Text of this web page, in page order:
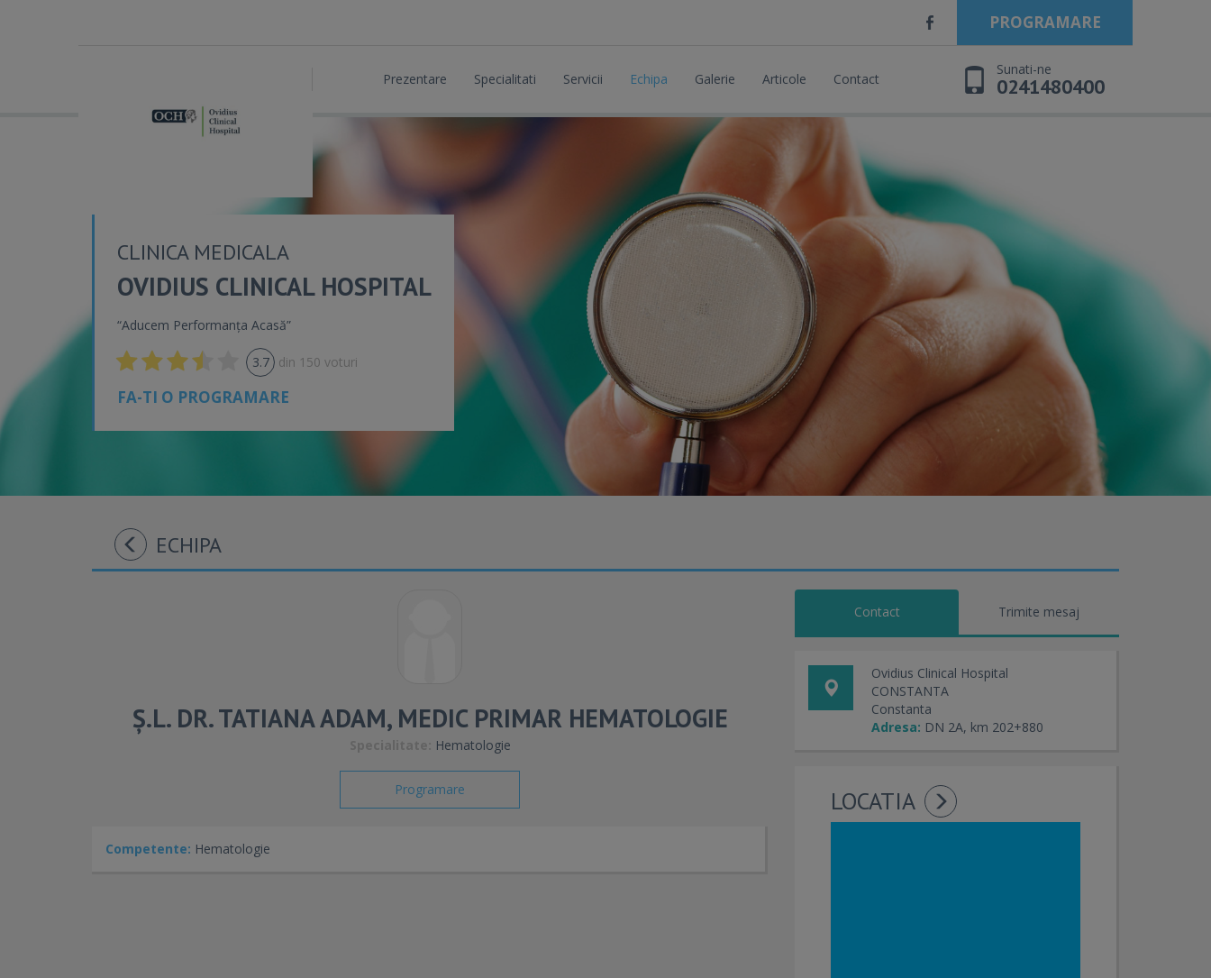
PROGRAMARE
Prezentare Specialitati Servicii Echipa Galerie Articole Contact
Sunati-ne
0241480400
CLINICA MEDICALA
OVIDIUS CLINICAL HOSPITAL
“Aducem Performanța Acasă”
3.7 din 150 voturi
FA-TI O PROGRAMARE
ECHIPA
Ș.L. DR. TATIANA ADAM, MEDIC PRIMAR HEMATOLOGIE
Hematologie
Programare
Competente: Hematologie
Contact Trimite mesaj
Ovidius Clinical Hospital
CONSTANTA
Constanta
Adresa: DN 2A, km 202+880
LOCATIA